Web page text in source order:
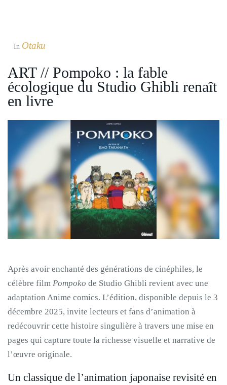
In Otaku
ART // Pompoko : la fable
écologique du Studio Ghibli renaît
en livre
Après avoir enchanté des générations de cinéphiles, le
célèbre film Pompoko de Studio Ghibli revient avec une
adaptation Anime comics. L’édition, disponible depuis le 3
décembre 2025, invite lecteurs et fans d’animation à
redécouvrir cette histoire singulière à travers une mise en
pages qui capture toute la richesse visuelle et narrative de
l’œuvre originale.
Un classique de l’animation japonaise revisité en